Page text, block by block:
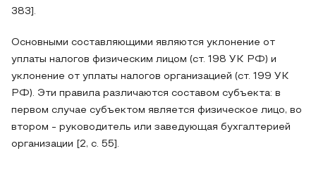
383].
Основными составляющими являются уклонение от
уплаты налогов физическим лицом (ст. 198 УК РФ) и
уклонение от уплаты налогов организацией (ст. 199 УК
РФ). Эти правила различаются составом субъекта: в
первом случае субъектом является физическое лицо, во
втором - руководитель или заведующая бухгалтерией
организации [2, с. 55].